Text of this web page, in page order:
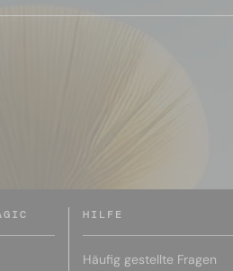
HILFE
Häufig gestellte Fragen